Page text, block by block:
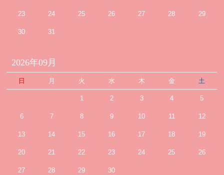
23 24 25 26 27 28 29
30 31
2026年09月
日 月 火 水 木 金 土
1 2 3 4 5
6 7 8 9 10 11 12
13 14 15 16 17 18 19
20 21 22 23 24 25 26
27 28 29 30